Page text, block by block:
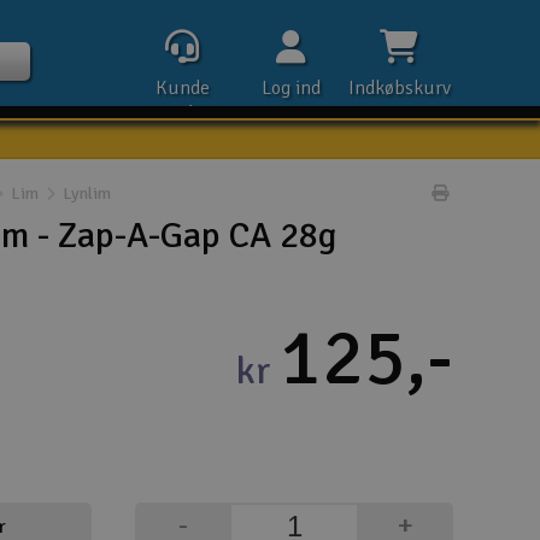
Indkøbskurv
Log ind
Kunde
service
Lim Lynlim
- Zap-A-Gap CA 28g
kr 125,-
+
-